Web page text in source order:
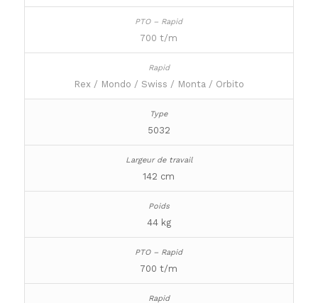
700 t/m
Rex / Mondo / Swiss / Monta / Orbito
5032
142 cm
44 kg
700 t/m